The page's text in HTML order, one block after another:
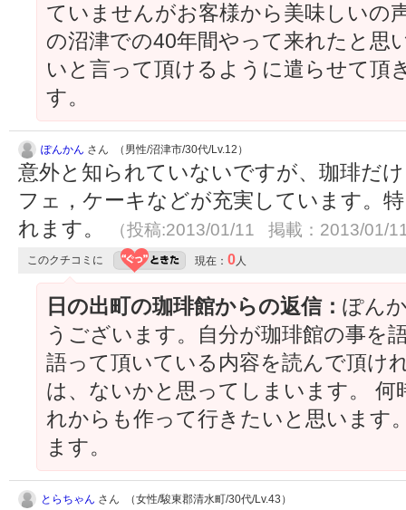
ていませんがお客様から美味しいの
の沼津での40年間やって来れたと思
いと言って頂けるように遣らせて頂
す。
ぽんかん さん （男性/沼津市/30代/Lv.12）
意外と知られていないですが、珈琲だ
フェ，ケーキなどが充実しています。
れます。
（投稿:2013/01/11 掲載：2013/01/
このクチコミに 現在： 0人
日の出町の珈琲館からの返信： ぽん
うございます。自分が珈琲館の事を
語って頂いている内容を読んで頂け
は、ないかと思ってしまいます。 何
れからも作って行きたいと思います
ます。
とらちゃん さん （女性/駿東郡清水町/30代/Lv.43）